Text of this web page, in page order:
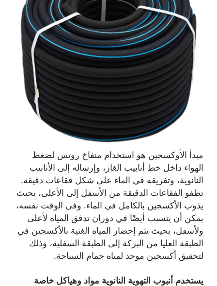
مبدأ الأوكسجين هو استخدام منفاخ روتس لضغط
الهواء داخل خط أنابيب الغاز، وإرساله إلى الأنابيب
النانوية، وتفريقه في الماء على شكل فقاعات دقيقة.
تطفو الفقاعات الدقيقة من الأسفل إلى الأعلى، بحيث
يذوب الأكسجين بالكامل في الماء. وفي الوقت نفسه،
يمكن أن يتسبب أيضًا في دوران تدفق المياه لأعلى
ولأسفل، بحيث يتم إحضار المياه الغنية بالأكسجين في
الطبقة العليا من البركة إلى الطبقة السفلية، وذلك
لتحقيق أكسجين موحد لمياه حمام السباحة.
يستخدم أنبوب التهوية النانوية مواد وهياكل خاصة